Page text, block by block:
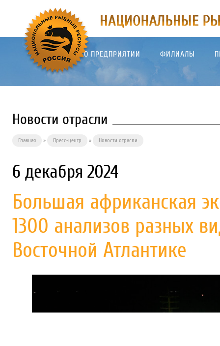
О ПРЕДПРИЯТИИ ФИЛИАЛЫ
Новости отрасли
Главная » Пресс-центр » Новости отрасли
6 декабря 2024
Большая африканская
1300 анализов разных
Восточной Атлантике